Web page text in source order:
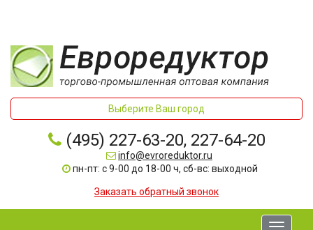
Выберите Ваш город
(495) 227-63-20, 227-64-20
info@evroreduktor.ru
пн-пт: с 9-00 до 18-00 ч, сб-вс: выходной
Заказать обратный звонок